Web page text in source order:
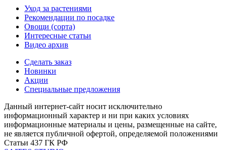
Уход за растениями
Рекомендации по посадке
Овощи (сорта)
Интересные статьи
Видео архив
Сделать заказ
Новинки
Акции
Специальные предложения
Данный интернет-сайт носит исключительно
информационный характер и ни при каких условиях
информационные материалы и цены, размещенные на сайте,
не является публичной офертой, определяемой положениями
Статьи 437 ГК РФ